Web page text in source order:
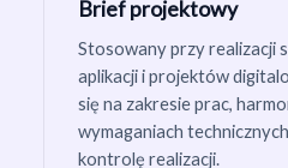
Brief projektowy
Stosowany przy realizacji
aplikacji i projektów
się na zakresie prac,
wymaganiach
kontrolę realizacji.